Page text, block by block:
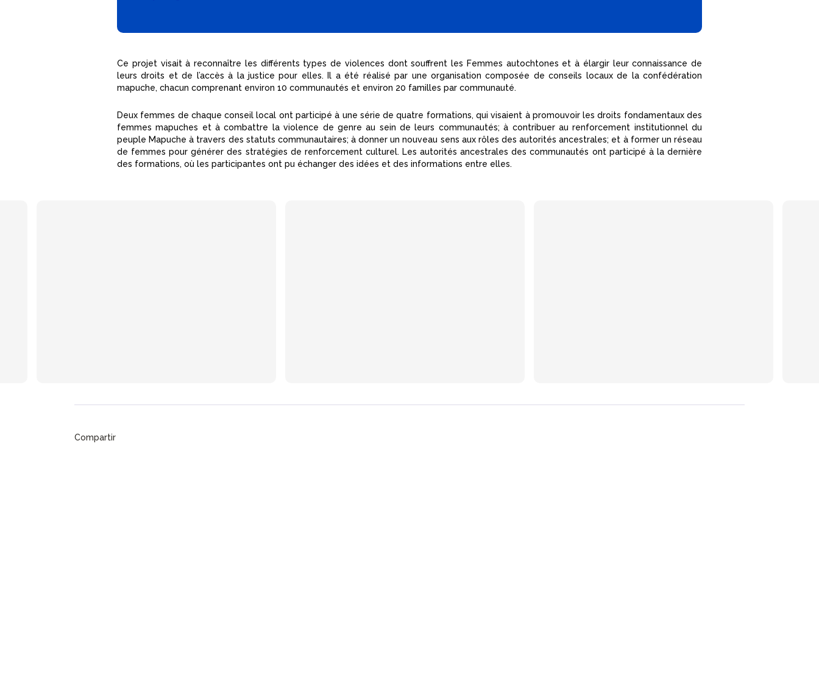
Ce projet visait à reconnaître les différents types de violences dont souffrent les Femmes autochtones et à élargir leur connaissance de
leurs droits et de l’accès à la justice pour elles. Il a été réalisé par une organisation composée de conseils locaux de la confédération
mapuche, chacun comprenant environ 10 communautés et environ 20 familles par communauté.
Deux femmes de chaque conseil local ont participé à une série de quatre formations, qui visaient à promouvoir les droits fondamentaux des
femmes mapuches et à combattre la violence de genre au sein de leurs communautés; à contribuer au renforcement institutionnel du
peuple Mapuche à travers des statuts communautaires; à donner un nouveau sens aux rôles des autorités ancestrales; et à former un réseau
de femmes pour générer des stratégies de renforcement culturel. Les autorités ancestrales des communautés ont participé à la dernière
des formations, où les participantes ont pu échanger des idées et des informations entre elles.
Compartir